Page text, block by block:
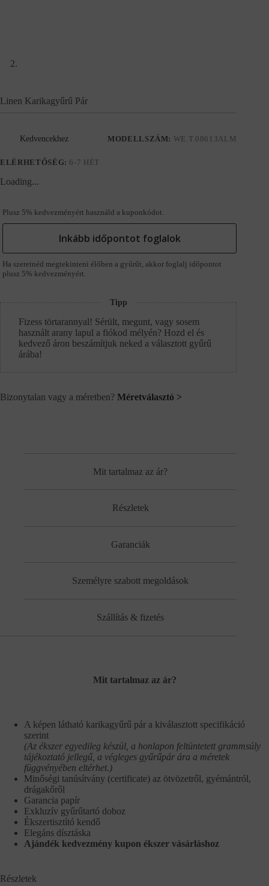
Linen Karikagyűrű Pár
MODELLSZÁM: WE.T.08613ALM
ELÉRHETŐSÉG: 6-7 HÉT
Kedvencekhez
Loading...
Plusz 5% kedvezményért használd a kuponkódot.
Inkább időpontot foglalok
Ha szeretnéd megtekinteni élőben a gyűrűt, akkor foglalj időpontot
plusz 5% kedvezményért.
Tipp
Fizess törtarannyal! Sérült, megunt, vagy sosem
használt arany lapul a fiókod mélyén? Hozd el és
kedvező áron beszámítjuk neked a választott gyűrű
árába!
Bizonytalan vagy a méretben? Méretválasztó >
Mit tartalmaz az ár?
Részletek
Garanciák
Személyre szabott megoldások
Szállítás & fizetés
Mit tartalmaz az ár?
A képen látható karikagyűrű pár a kiválasztott specifikáció
szerint
(Az ékszer egyedileg készül, a honlapon feltüntetett grammsúly
tájékoztató jellegű, a végleges gyűrűpár ára a méretek
függvényében eltérhet.)
Minőségi tanúsítvány (certificate) az ötvözetről, gyémántról,
drágakőről
Garancia papír
Exkluzív gyűrűtartó doboz
Ékszertisztító kendő
Elegáns dísztáska
Ajándék kedvezmény kupon ékszer vásárláshoz
Részletek